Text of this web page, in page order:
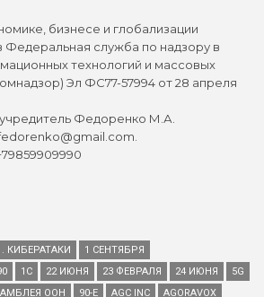
бизнесе и глобализации
Федеральная служба по надзору в
технологий и массовых
Эл ФС77-57994 от 28 апреля
Федоренко М.А.
. КИБЕРАТАКИ
1 СЕНТЯБРЯ
1С 22 ИЮНЯ 23 ФЕВРАЛЯ 24 ИЮНЯ
5G
ООН 90-Е AGC INC
AGORAVOX